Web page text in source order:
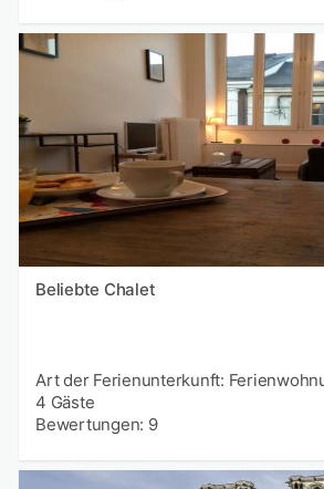
Beliebte Chalet
Art der Ferienunterkunft:
4 Gäste
Bewertungen: 9